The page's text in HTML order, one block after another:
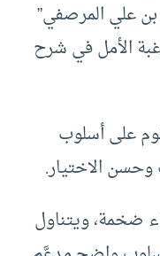
علي المرصفي”
الأمل في شرح
على أسلوب
وحسن الاختيار.
ضخمة، ويتناول